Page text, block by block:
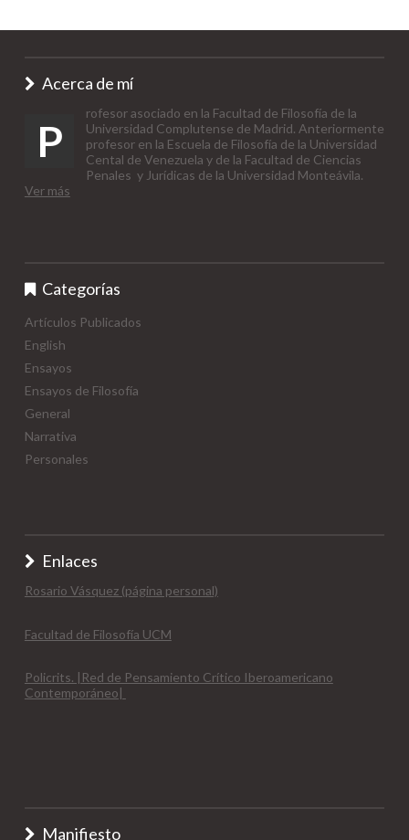
Acerca de mí
P
rofesor asociado en la Facultad de Filosofía de la
Universidad Complutense de Madrid. Anteriormente
profesor en la Escuela de Filosofía de la Universidad
Cental de Venezuela y de la Facultad de Ciencias
Penales y Jurídicas de la Universidad Monteávila.
Ver más
Categorías
Artículos Publicados
English
Ensayos
Ensayos de Filosofía
General
Narrativa
Personales
Enlaces
Rosario Vásquez (página personal)
Facultad de Filosofía UCM
Policrits. |Red de Pensamiento Crítico Iberoamericano
Contemporáneo|
Manifiesto